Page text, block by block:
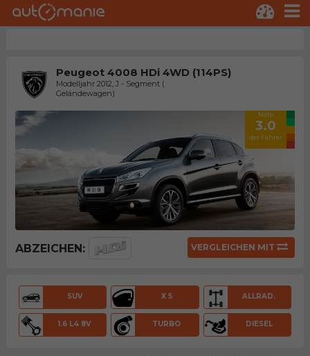
Peugeot 4008 HDi 4WD (114PS)
Modelljahr 2012, J - Segment (
Geländewagen)
Note
3.0
der Fahrer
ABZEICHEN: VERGLEICHEN MIT
SUV X 5 ALLRAD.
1.6 L4 8V TURBO DIESEL